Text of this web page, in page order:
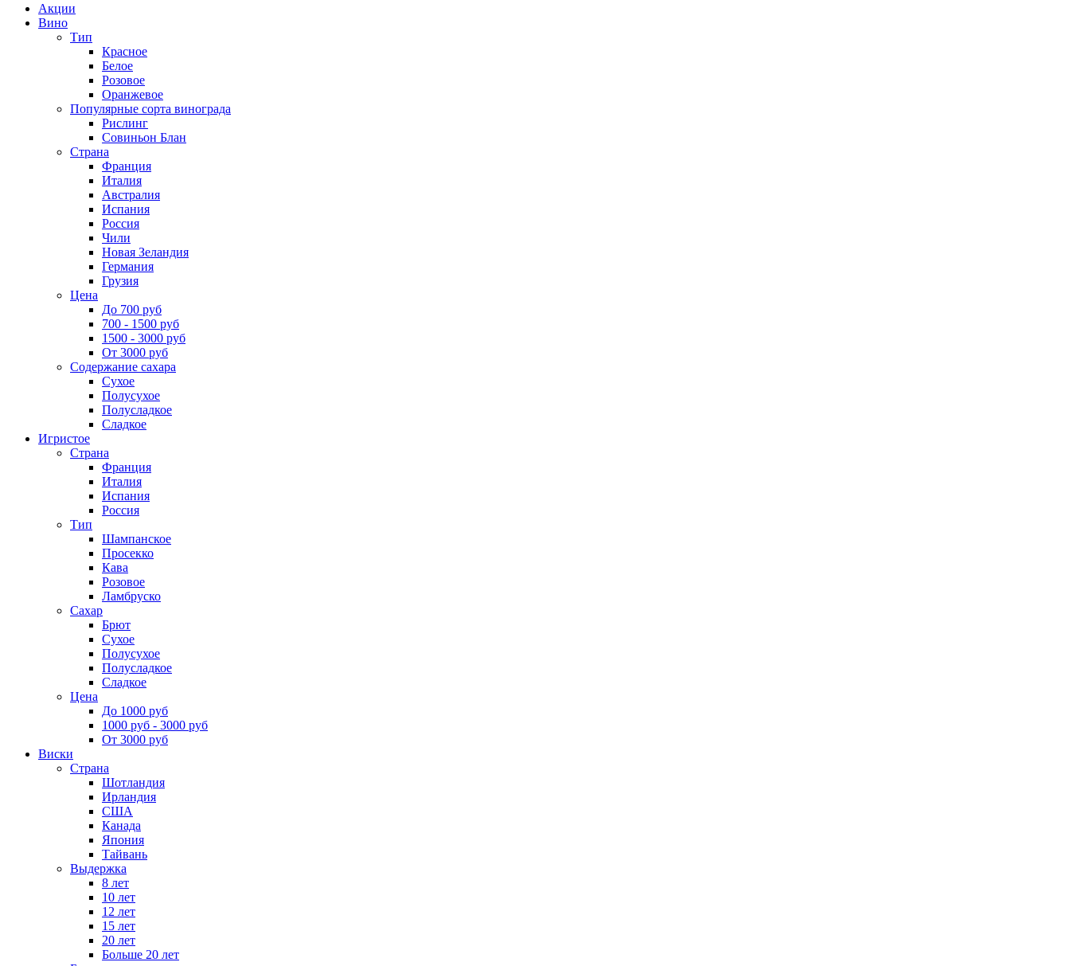
Акции
Вино
Тип
Красное
Белое
Розовое
Оранжевое
Популярные сорта винограда
Рислинг
Совиньон Блан
Страна
Франция
Италия
Австралия
Испания
Россия
Чили
Новая Зеландия
Германия
Грузия
Цена
До 700 руб
700 - 1500 руб
1500 - 3000 руб
От 3000 руб
Содержание сахара
Сухое
Полусухое
Полусладкое
Сладкое
Игристое
Страна
Франция
Италия
Испания
Россия
Тип
Шампанское
Просекко
Кава
Розовое
Ламбруско
Сахар
Брют
Сухое
Полусухое
Полусладкое
Сладкое
Цена
До 1000 руб
1000 руб - 3000 руб
От 3000 руб
Виски
Страна
Шотландия
Ирландия
США
Канада
Япония
Тайвань
Выдержка
8 лет
10 лет
12 лет
15 лет
20 лет
Больше 20 лет